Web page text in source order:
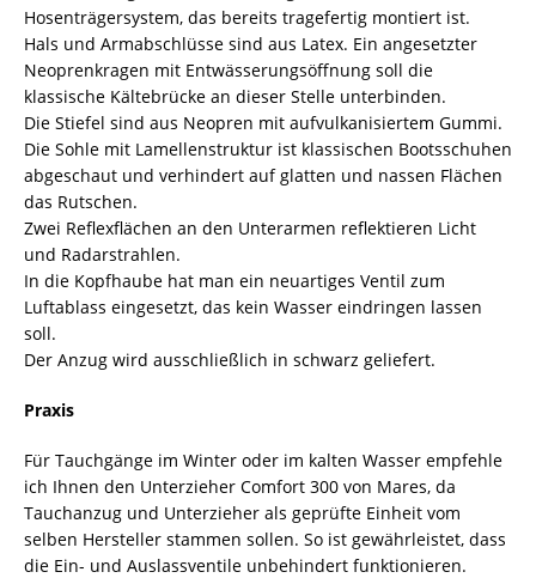
Hosenträgersystem, das bereits tragefertig montiert ist.
Hals und Armabschlüsse sind aus Latex. Ein angesetzter
Neoprenkragen mit Entwässerungsöffnung soll die
klassische Kältebrücke an dieser Stelle unterbinden.
Die Stiefel sind aus Neopren mit aufvulkanisiertem Gummi.
Die Sohle mit Lamellenstruktur ist klassischen Bootsschuhen
abgeschaut und verhindert auf glatten und nassen Flächen
das Rutschen.
Zwei Reflexflächen an den Unterarmen reflektieren Licht
und Radarstrahlen.
In die Kopfhaube hat man ein neuartiges Ventil zum
Luftablass eingesetzt, das kein Wasser eindringen lassen
soll.
Der Anzug wird ausschließlich in schwarz geliefert.
Praxis
Für Tauchgänge im Winter oder im kalten Wasser empfehle
ich Ihnen den Unterzieher Comfort 300 von Mares, da
Tauchanzug und Unterzieher als geprüfte Einheit vom
selben Hersteller stammen sollen. So ist gewährleistet, dass
die Ein- und Auslassventile unbehindert funktionieren.